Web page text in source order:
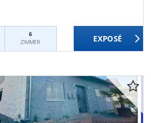
6
ZIMMER